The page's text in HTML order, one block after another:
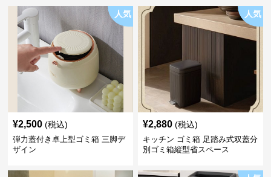
人気
¥2,500 (税込)
弾力蓋付き卓上型ゴミ箱 三脚デ
ザイン
人気
¥2,880 (税込)
キッチン ゴミ箱 足踏み式双蓋分
別ゴミ箱縦型省スペース